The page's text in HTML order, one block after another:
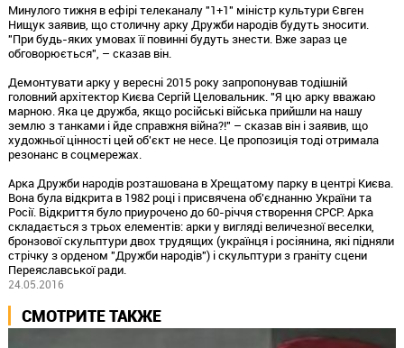
Минулого тижня в ефірі телеканалу "1+1" міністр культури Євген
Нищук заявив, що столичну арку Дружби народів будуть зносити.
"При будь-яких умовах її повинні будуть знести. Вже зараз це
обговорюється", – сказав він.
Демонтувати арку у вересні 2015 року запропонував тодішній
головний архітектор Києва Сергій Целовальник. "Я цю арку вважаю
марною. Яка це дружба, якщо російські війська прийшли на нашу
землю з танками і йде справжня війна?!" – сказав він і заявив, що
художньої цінності цей об'єкт не несе. Це пропозиція тоді отримала
резонанс в соцмережах.
Арка Дружби народів розташована в Хрещатому парку в центрі Києва.
Вона була відкрита в 1982 році і присвячена об'єднанню України та
Росії. Відкриття було приурочено до 60-річчя створення СРСР. Арка
складається з трьох елементів: арки у вигляді величезної веселки,
бронзової скульптури двох трудящих (українця і росіянина, які підняли
стрічку з орденом "Дружби народів") і скульптури з граніту сцени
Переяславської ради.
24.05.2016
СМОТРИТЕ ТАКЖЕ